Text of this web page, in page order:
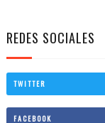
REDES SOCIALES
TWITTER
FACEBOOK